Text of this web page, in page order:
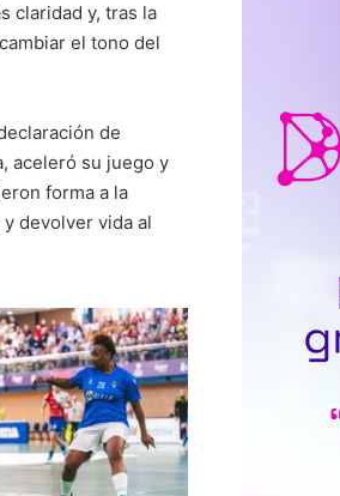
claridad y, tras la
el tono del
de
aceleró su juego y
forma a la
devolver vida al